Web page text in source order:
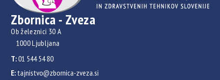
Zbornica - Zveza
Ob železnici 30 A
1000 Ljubljana
T:01 544 54 80
E: tajnistvo@zbornica-zveza.si